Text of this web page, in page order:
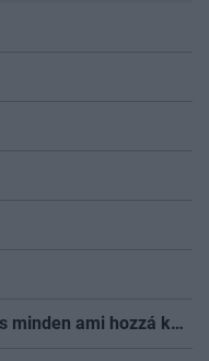
Hadiipar-nukleáris-urán és minden ami hozzá kapcsolódik